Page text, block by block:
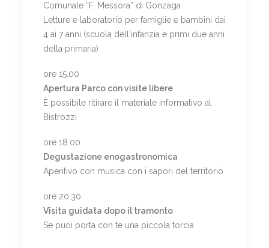
Comunale “F. Messora” di Gonzaga
Letture e laboratorio per famiglie e bambini dai
4 ai 7 anni (scuola dell'infanzia e primi due anni
della primaria)
ore 15.00
Apertura Parco con visite libere
È possibile ritirare il materiale informativo al
Bistrozzi
ore 18.00
Degustazione enogastronomica
Aperitivo con musica con i sapori del territorio
ore 20.30
Visita guidata dopo il tramonto
Se puoi porta con te una piccola torcia